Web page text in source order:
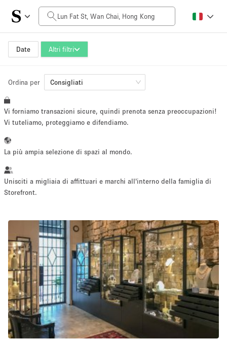
Date Altri filtri
Prezzo al giorno
HK$0
Dimensioni dello spazio
5000+ sq ft
~ 13 persone
artistico
Servizio
fotografico
Conferenza Meeting Ufficio
Acquista
Condividi
Tipo di spazio
Ordina per Consigliati
Vi forniamo transazioni sicure, quindi prenota senza preoccupazioni!
Vi tuteliamo, proteggiamo e difendiamo.
La più ampia selezione di spazi al mondo.
Unisciti a migliaia di affittuari e marchi all'interno della famiglia di
Storefront.